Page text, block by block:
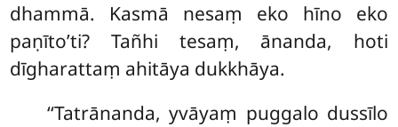
dhammā. Kasmā nesaṃ eko hīno eko
paṇīto’ti? Tañhi tesaṃ, ānanda, hoti
dīgharattaṃ ahitāya dukkhāya.
‘‘Tatrānanda, yvāyaṃ puggalo dussīlo